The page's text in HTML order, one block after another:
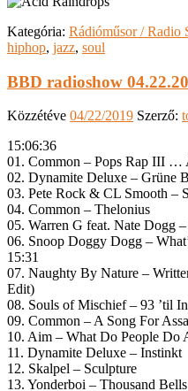
Kategória: Rádióműsor / Radio
hiphop, jazz, soul
BBD radioshow
Közzétéve 04/22/2019 Szerző:
15:06:36
01. Common – Pops Rap III …
02. Dynamite Deluxe – Grüne
03. Pete Rock & CL Smooth –
04. Common – Thelonius
05. Warren G feat. Nate Dogg
06. Snoop Doggy Dogg –
15:31
07. Naughty By Nature –
Edit)
08. Souls of Mischief – 93 ’til
09. Common – A Song For
10. Aim – What Do People Do
11. Dynamite Deluxe – Instinkt
12. Skalpel – Sculpture
13. Yonderboi – Thousand Bells